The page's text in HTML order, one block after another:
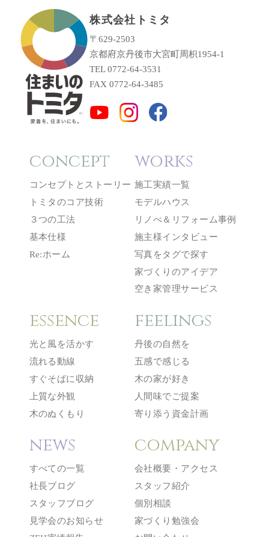
株式会社トミタ
〒629-2503
京都府京丹後市大宮町周枳1954-1
TEL 0772-64-3531
FAX 0772-64-3485
concept
コンセプトとストーリー
トミタのコア技術
３つの工法
基本仕様
Re:ホーム
works
施工実績一覧
モデルハウス
リノべ＆リフォーム事例
施主様インタビュー
写真をタグで探す
家づくりのアイデア
空き家管理サービス
essence
光と風を活かす
流れる動線
すぐそばに収納
上質な外観
木のぬくもり
feelings
丹後の自然を
五感で感じる
木の家が好き
人間味でご提案
寄り添う資金計画
news
すべての一覧
社長ブログ
スタッフブログ
見学会のお知らせ
company
会社概要・アクセス
スタッフ紹介
個別相談
家づくり勉強会